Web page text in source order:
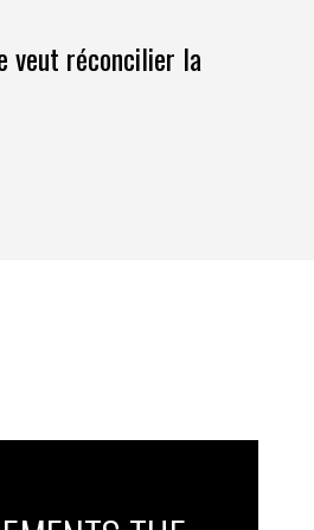
veut réconcilier la